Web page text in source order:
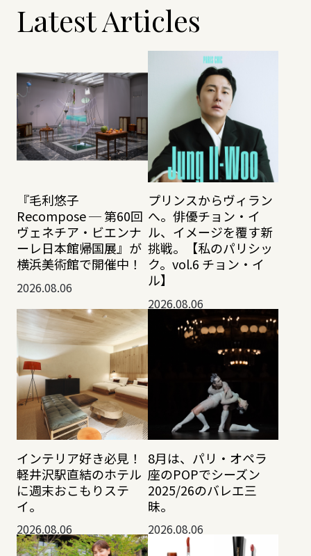
Latest Articles
『毛利悠子
Recompose ─ 第60回
ヴェネチア・ビエンナ
ーレ日本館帰国展』が
横浜美術館で開催中！
2026.08.06
プリンスからヴィラン
へ。俳優チョン・イ
ル、イメージを覆す新
挑戦。【私のパリシッ
ク。vol.6 チョン・イ
ル】
2026.08.06
インテリア好き必見！
軽井沢駅直結のホテル
に週末おこもりステ
イ。
2026.08.06
8月は、パリ・オペラ
座のPOPでシーズン
2025/26のバレエ三
昧。
2026.08.06